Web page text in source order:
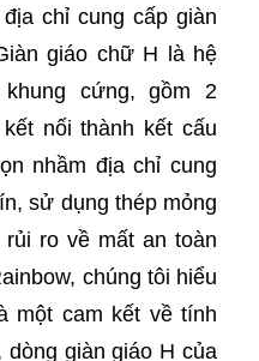
chỉ cung cấp giàn
giáo chữ H là hệ
cứng, gồm 2
nối thành kết cấu
nhầm địa chỉ cung
sử dụng thép mỏng
ro về mất an toàn
chúng tôi hiểu
một cam kết về tính
giàn giáo H của